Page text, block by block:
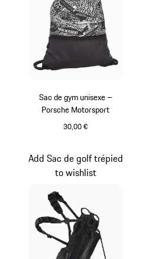
Sac de gym unisexe –
Porsche Motorsport
30,00 €
Add Sac de golf trépied
to wishlist